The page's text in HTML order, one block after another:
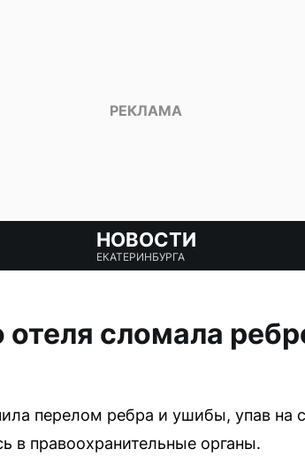
НОВОСТИ
ЕКАТЕРИНБУРГА
отеля сломала
перелом ребра и ушибы, упав на
в правоохранительные органы.